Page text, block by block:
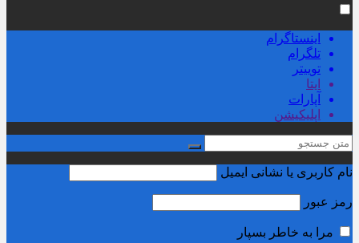
اینستاگرام
تلگرام
توییتر
ایتا
آپارات
اپلیکیشن
نام کاربری یا نشانی ایمیل
رمز عبور
مرا به خاطر بسپار